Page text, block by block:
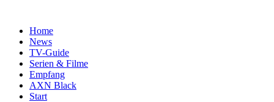
Home
News
TV-Guide
Serien & Filme
Empfang
AXN Black
Start